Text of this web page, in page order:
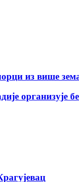
из више
организује